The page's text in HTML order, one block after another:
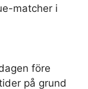
matcher i
före
på grund